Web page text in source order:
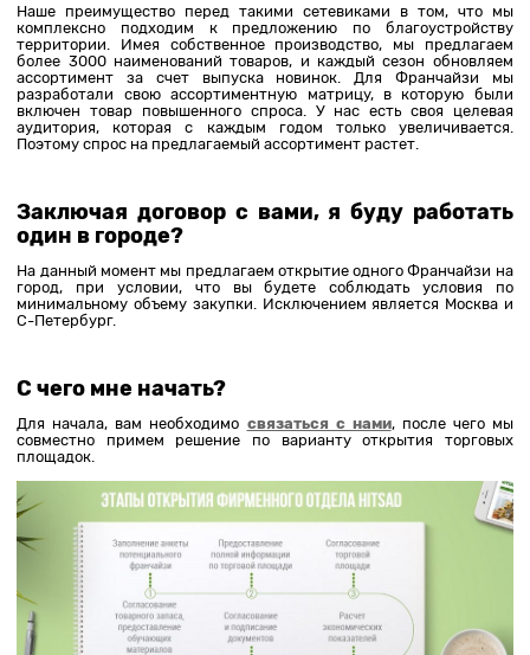
Наше преимущество перед такими сетевиками в том, что мы
комплексно подходим к предложению по благоустройству
территории. Имея собственное производство, мы предлагаем
более 3000 наименований товаров, и каждый сезон обновляем
ассортимент за счет выпуска новинок. Для Франчайзи мы
разработали свою ассортиментную матрицу, в которую были
включен товар повышенного спроса. У нас есть своя целевая
аудитория, которая с каждым годом только увеличивается.
Поэтому спрос на предлагаемый ассортимент растет.
Заключая договор с вами, я буду работать
один в городе?
На данный момент мы предлагаем открытие одного Франчайзи на
город, при условии, что вы будете соблюдать условия по
минимальному объему закупки. Исключением является Москва и
С-Петербург.
С чего мне начать?
Для начала, вам необходимо связаться с нами, после чего мы
совместно примем решение по варианту открытия торговых
площадок.